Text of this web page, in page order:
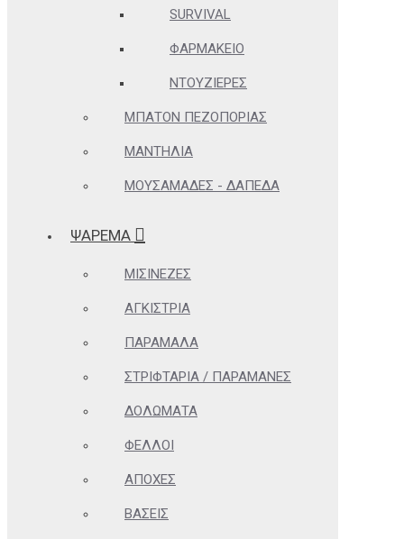
SURVIVAL
ΦΑΡΜΑΚΕΊΟ
ΝΤΟΥΖΙΈΡΕΣ
ΜΠΑΤΌΝ ΠΕΖΟΠΟΡΊΑΣ
ΜΑΝΤΉΛΙΑ
ΜΟΥΣΑΜΆΔΕΣ - ΔΆΠΕΔΑ
ΨΑΡΕΜΑ
ΜΙΣΙΝΈΖΕΣ
ΑΓΚΊΣΤΡΙΑ
ΠΑΡΆΜΑΛΑ
ΣΤΡΙΦΤΆΡΙΑ / ΠΑΡΑΜΆΝΕΣ
ΔΟΛΏΜΑΤΑ
ΦΕΛΛΟΊ
ΑΠΌΧΕΣ
ΒΆΣΕΙΣ